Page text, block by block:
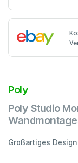
Poly
Poly Studio
Großartiges